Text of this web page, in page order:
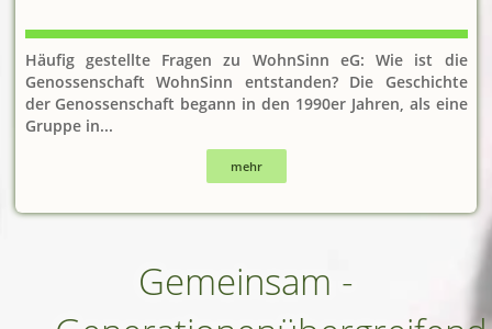
Häufig gestellte Fragen zu WohnSinn eG: Wie ist die
Genossenschaft WohnSinn entstanden? Die Geschichte
der Genossenschaft begann in den 1990er Jahren, als eine
Gruppe in...
mehr
Gemeinsam -